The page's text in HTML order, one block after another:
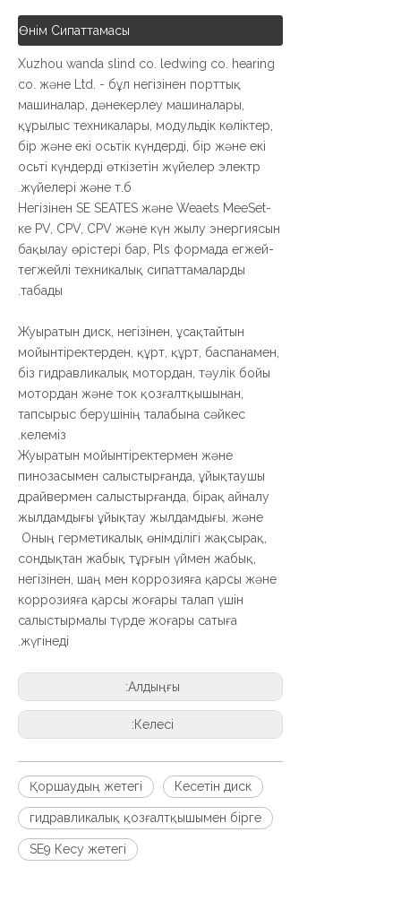
Өнім Сипаттамасы
Xuzhou wanda slind co. ledwing co. hearing
co. және Ltd. - бұл негізінен порттық
машиналар, дәнекерлеу машиналары,
құрылыс техникалары, модульдік көліктер,
бір және екі осьтік күндерді, бір және екі
осьті күндерді өткізетін жүйелер электр
жүйелері және т.б.
Негізінен SE SEATES және Weaets MeeSet-
ке PV, CPV, CPV және күн жылу энергиясын
бақылау өрістері бар, Pls формада егжей-
тегжейлі техникалық сипаттамаларды
табады.
Жуыратын диск, негізінен, ұсақтайтын
мойынтіректерден, құрт, құрт, баспанамен,
біз гидравликалық мотордан, тәулік бойы
мотордан және ток қозғалтқышынан,
тапсырыс берушінің талабына сәйкес
келеміз.
Жуыратын мойынтіректермен және
пинозасымен салыстырғанда, ұйықтаушы
драйвермен салыстырғанда, бірақ айналу
жылдамдығы ұйықтау жылдамдығы, және
Оның герметикалық өнімділігі жақсырақ,
сондықтан жабық тұрғын үймен жабық,
негізінен, шаң мен коррозияға қарсы және
коррозияға қарсы жоғары талап үшін
салыстырмалы түрде жоғары сатыға
жүгінеді.
Алдыңғы:
Келесі:
Қоршаудың жетегі Кесетін диск
гидравликалық қозғалтқышымен бірге
SE9 Кесу жетегі